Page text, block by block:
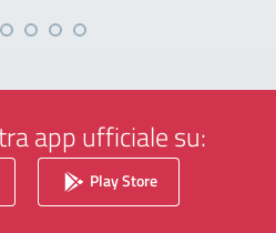
app ufficiale su:
Play Store